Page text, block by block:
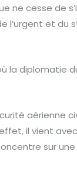
ne cesse de
l’urgent et du
la diplomatie
aérienne
effet, il vient
sur